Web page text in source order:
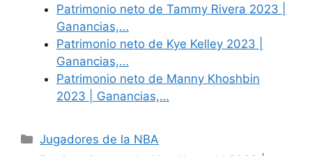
Patrimonio neto de Tammy Rivera 2023 |
Ganancias,…
Patrimonio neto de Kye Kelley 2023 |
Ganancias,…
Patrimonio neto de Manny Khoshbin
2023 | Ganancias,…
Categories
Jugadores de la NBA